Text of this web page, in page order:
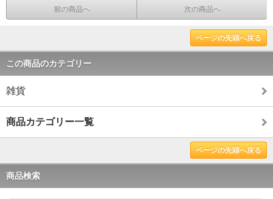
前の商品へ 次の商品へ
ページの先頭へ戻る
この商品のカテゴリー
雑貨
商品カテゴリー一覧
ページの先頭へ戻る
商品検索